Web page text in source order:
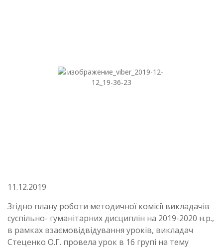
11.12.2019
Згідно плану роботи методичної комісії викладачів
суспільно- гуманітарних дисциплін на 2019-2020 н.р.,
в рамках взаємовідвідування уроків, викладач
Стеценко О.Г. провела урок в 16 групі на тему